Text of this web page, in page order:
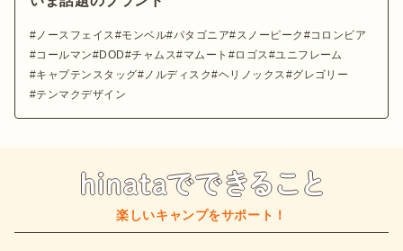
ノースフェイス モンベル パタゴニア スノーピーク
コロンビア
コールマン
DOD チャムス マムート ロゴス
ユニフレーム
キャプテンスタッグ
ノルディスク ヘリノックス
グレゴリー
テンマクデザイン
楽しいキャンプをサポート！